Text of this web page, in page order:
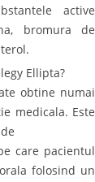
active
bromura de
Ellipta?
obtine numai
medicala. Este
care pacientul
folosind un